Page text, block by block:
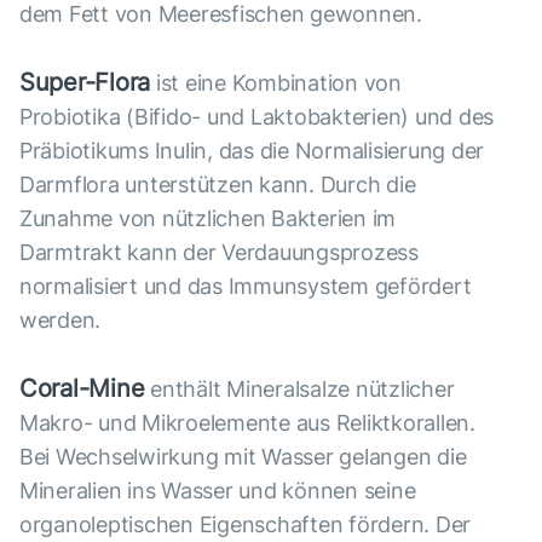
dem Fett von Meeresfischen gewonnen.
Super-Flora ist eine Kombination von
Probiotika (Bifido- und Laktobakterien) und des
Präbiotikums Inulin, das die Normalisierung der
Darmflora unterstützen kann. Durch die
Zunahme von nützlichen Bakterien im
Darmtrakt kann der Verdauungsprozess
normalisiert und das Immunsystem gefördert
werden.
Coral-Mineenthält Mineralsalze nützlicher
Makro- und Mikroelemente aus Reliktkorallen.
Bei Wechselwirkung mit Wasser gelangen die
Mineralien ins Wasser und können seine
organoleptischen Eigenschaften fördern. Der